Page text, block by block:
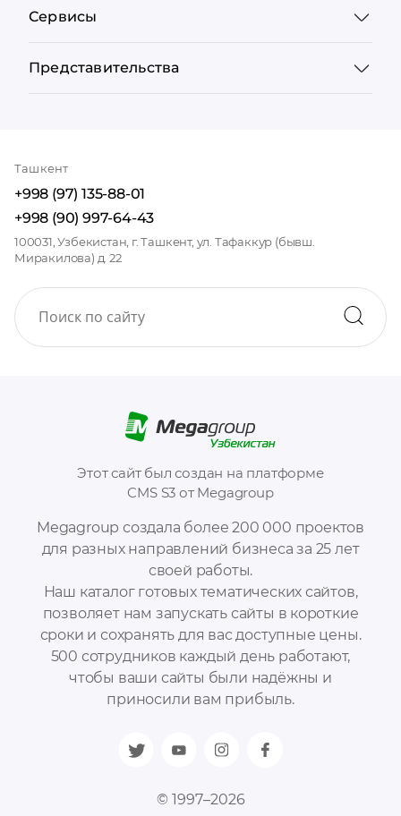
Megagroup создала более 200 000 проектов
для разных направлений бизнеса за 25 лет
своей работы.
Наш каталог готовых тематических сайтов,
позволяет нам запускать сайты в короткие
сроки и сохранять для вас доступные цены.
500 сотрудников каждый день работают,
чтобы ваши сайты были надёжны и
приносили вам прибыль.
© 1997–2026
Этот сайт был создан на платформе
CMS S3 от Megagroup
Сервисы
Представительства
Ташкент
+998 (97) 135-88-01
+998 (90) 997-64-43
100031, Узбекистан, г. Ташкент, ул. Тафаккур (бывш.
Миракилова) д. 22